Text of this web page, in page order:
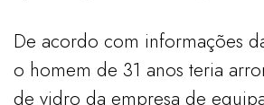
De acordo com informações
o homem de 31 anos teria
de vidro da empresa de